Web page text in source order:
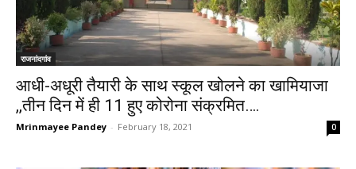
राजनांदगांव
आधी-अधूरी तैयारी के साथ स्कूल खोलने का खामियाजा
,,तीन दिन में ही 11 हुए कोरोना संक्रमित….
Mrinmayee Pandey - February 18, 2021 0